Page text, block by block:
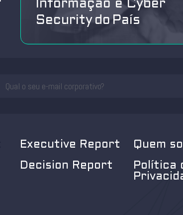
Informação e Cyber
Security do País
Executive Report
Decision Report
Quem
Política